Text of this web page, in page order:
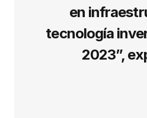
en
tecnología
2023”,